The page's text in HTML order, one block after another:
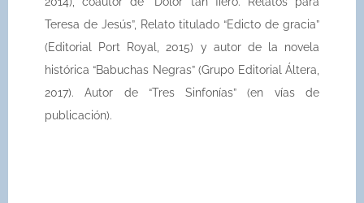
Teresa de Jesús”, Relato titulado “Edicto de gracia”
(Editorial Port Royal, 2015) y autor de la novela
histórica “Babuchas Negras” (Grupo Editorial Áltera,
2017). Autor de “Tres Sinfonías” (en vías de
publicación).